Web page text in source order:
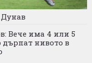
Вече има 4 или 5
дърпат нивото в